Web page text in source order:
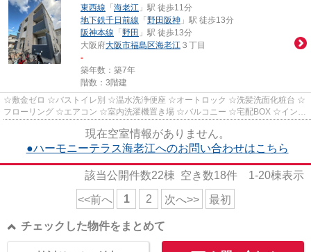
東西線 「 海老江 」駅 徒歩11分
地下鉄千日前線 「 野田阪神 」駅 徒歩13分
阪神本線 「 野田 」駅 徒歩13分
大阪府大阪市福島区海老江 ３丁目
-
築年数：築7年
階数：3階建
☆敷金ゼロ ☆バストイレ別 ☆温水洗浄便座 ☆オートロック ☆洗髪洗面化粧台 ☆
フローリング ☆エアコン ☆室内洗濯機置き場 ☆バルコニー ☆宅配BOX ☆インタ
現在空室情報がありません。
●ハーモニーテラス海老江へのお問い合わせはこちら
該当公開件数22棟 空き数18件 1-20棟表示
<<前へ 1 2 次へ>> 最初
チェックした物件をまとめて